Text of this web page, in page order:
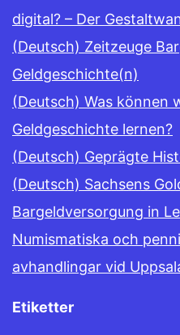
digital? – Der
(Deutsch) Zeitzeuge
Geldgeschichte(n)
(Deutsch) Was können
Geldgeschichte lernen?
(Deutsch) Geprägte
(Deutsch) Sachsens
Bargeldversorgung in
Numismatiska och
avhandlingar vid
Etiketter